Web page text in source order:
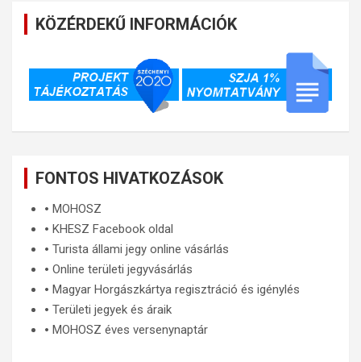
KÖZÉRDEKŰ INFORMÁCIÓK
FONTOS HIVATKOZÁSOK
🞄 MOHOSZ
🞄 KHESZ Facebook oldal
🞄 Turista állami jegy online vásárlás
🞄 Online területi jegyvásárlás
🞄 Magyar Horgászkártya regisztráció és igénylés
🞄 Területi jegyek és áraik
🞄 MOHOSZ éves versenynaptár